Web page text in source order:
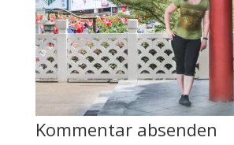
Kommentar absenden